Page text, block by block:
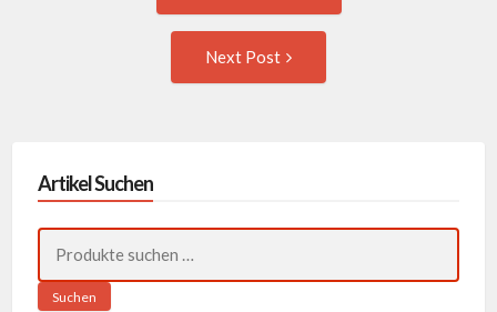
navigation
Next Post
Artikel Suchen
nach:
Suchen